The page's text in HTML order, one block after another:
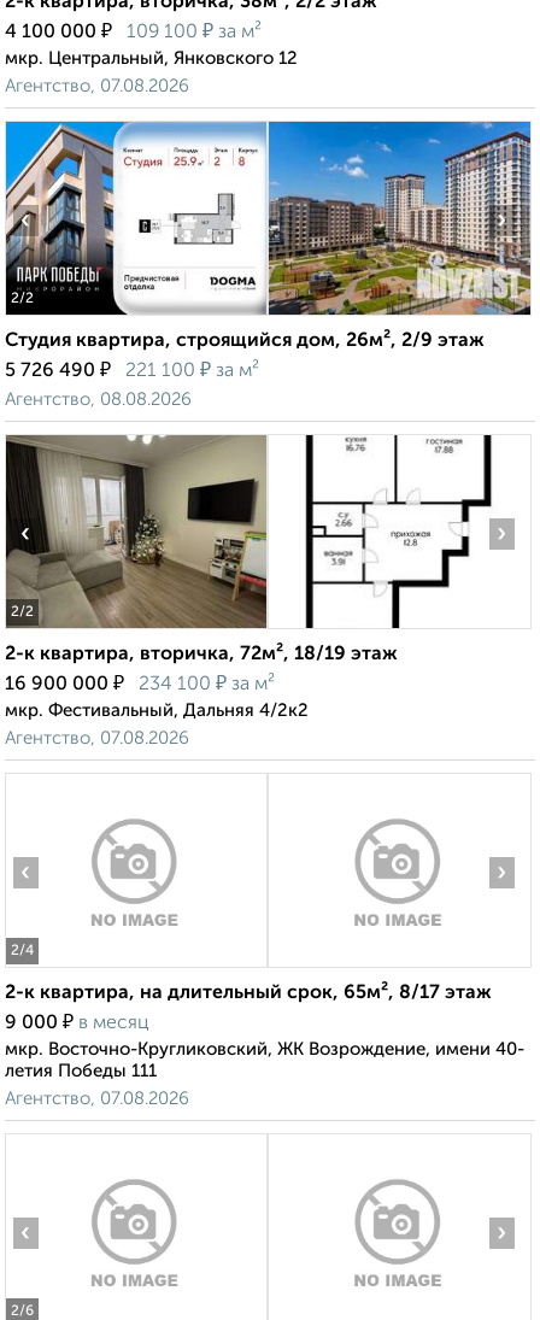
4 100 000 ₽ 109 100 ₽ за м²
мкр. Центральный, Янковского 12
Агентство, 07.08.2026
2/2
‹ ›
Студия квартира, строящийся дом, 26м², 2/9 этаж
5 726 490 ₽ 221 100 ₽ за м²
Агентство, 08.08.2026
2/2
‹ ›
2-к квартира, вторичка, 72м², 18/19 этаж
16 900 000 ₽ 234 100 ₽ за м²
мкр. Фестивальный, Дальняя 4/2к2
Агентство, 07.08.2026
2/4
‹ ›
2-к квартира, на длительный срок, 65м², 8/17 этаж
9 000 ₽ в месяц
мкр. Восточно-Кругликовский, ЖК Возрождение, имени 40-
летия Победы 111
Агентство, 07.08.2026
2/6
‹ ›